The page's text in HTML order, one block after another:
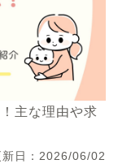
主な理由や求
新日：2026/06/02